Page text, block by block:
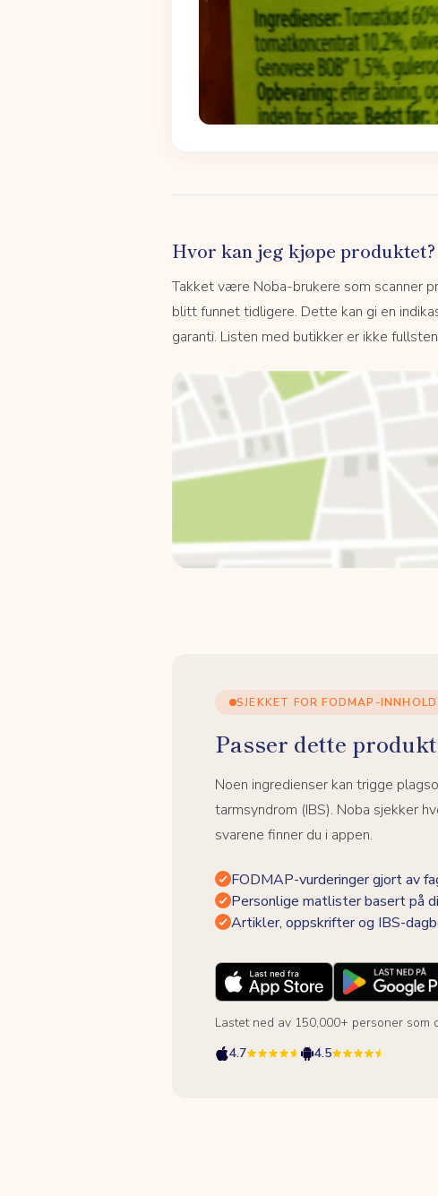
Hvor kan jeg kjøpe produktet?
Takket være Noba-brukere som scanner
blitt funnet tidligere. Dette kan gi en
garanti. Listen med butikker er ikke
SJEKKET FOR FODMAP-INNHOLD
Passer dette
Noen ingredienser kan trigge
tarmsyndrom (IBS). Noba sjekker
svarene finner du i appen.
FODMAP-vurderinger gjort av
Personlige matlister basert på
Artikler, oppskrifter og IBS-
Lastet ned av 150,000+ personer som
4.7
4.5